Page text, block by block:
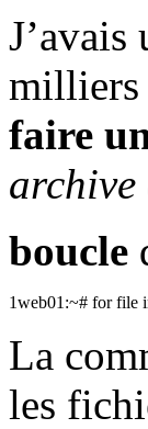
milliers
faire
archive
boucle
1web01:~# for file
La
les